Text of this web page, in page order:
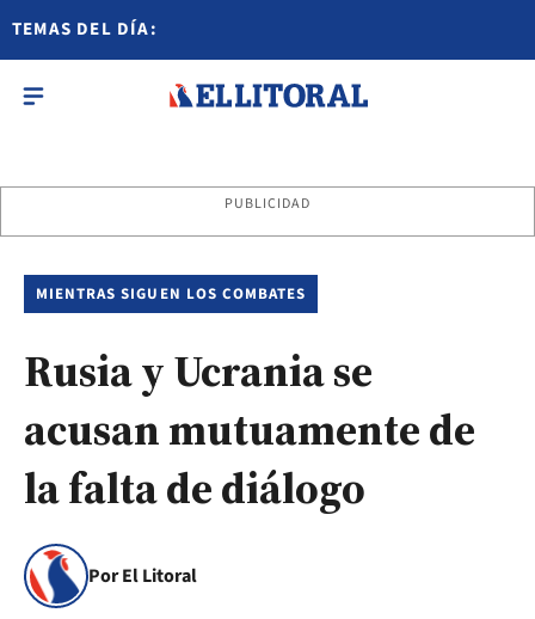
TEMAS DEL DÍA:
PUBLICIDAD
MIENTRAS SIGUEN LOS COMBATES
Rusia y Ucrania se
acusan mutuamente de
la falta de diálogo
Por El Litoral